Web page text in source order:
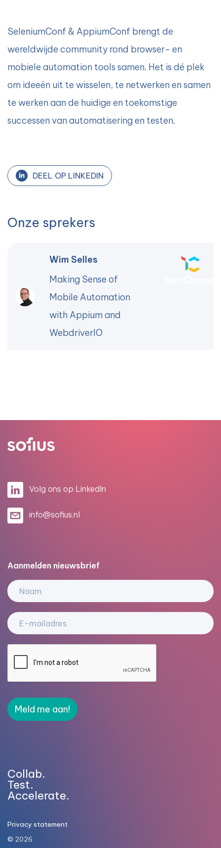
SeleniumConf & AppiumConf brengt de
wereldwijde community rond browser- en
mobiele automation tools samen. Het is dé plek
om ideeën uit te wisselen, te netwerken en samen
te werken aan de huidige en toekomstige
successen van automatisering en testen.
DEEL OP LINKEDIN
Onze sprekers
Wim Selles
Making Sense of
Mobile Automation
with Appium and
WebdriverIO
Volg ons op LinkedIn
info@sofius.nl
Aanmelden nieuwsbrief
Meld me aan!
Collab.
Test.
Accelerate.
© 2026
Privacy statement